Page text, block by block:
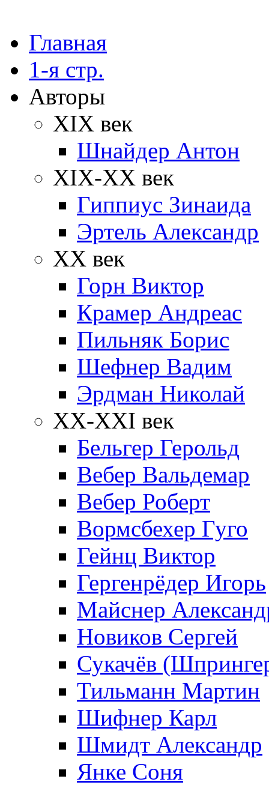
Главная
1-я стр.
Авторы
XIX век
Шнайдер Антон
XIX-XX век
Гиппиус Зинаида
Эртель Александр
XX век
Горн Виктор
Крамер Андреас
Пильняк Борис
Шефнер Вадим
Эрдман Николай
ХХ-XXI век
Бельгер Герольд
Вебер Вальдемар
Вебер Роберт
Вормсбехер Гуго
Гейнц Виктор
Гергенрёдер Игорь
Майснер
Новиков Сергей
Сукачёв
Тильманн Мартин
Шифнер Карл
Шмидт Александр
Янке Соня